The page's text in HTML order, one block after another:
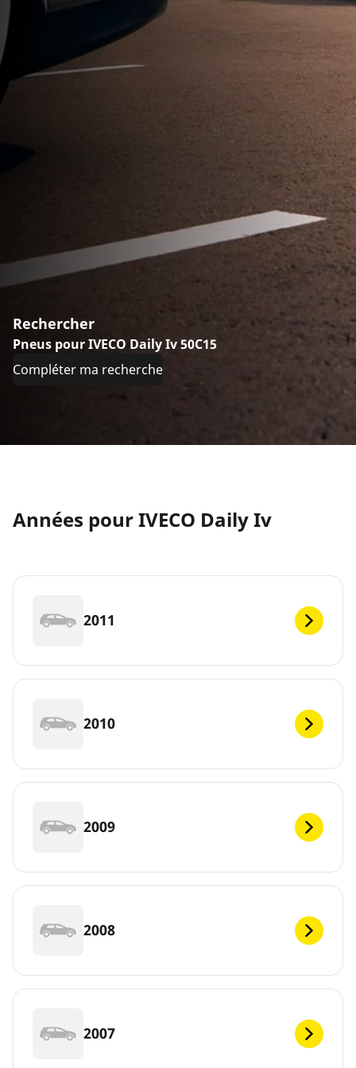
Rechercher
Pneus pour IVECO Daily Iv 50C15
Compléter ma recherche
Années pour IVECO Daily Iv
2011
2010
2009
2008
2007